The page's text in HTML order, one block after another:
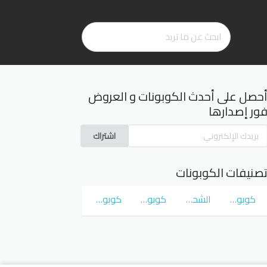
أحصل على أحدث الكوبونات و العروض
فور إصدارها
اشتراك
تصنيفات الكوبونات
كوبونات و عروض سوق كوم الشحن المجاني كوبونات و عروض نمشي Namshi كوبونات و عروض نون Noon